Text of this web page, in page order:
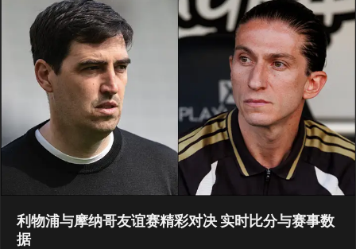
利物浦与摩纳哥友谊赛精彩对决 实时比分与赛事数
据